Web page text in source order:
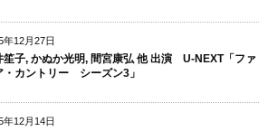
年12月27日
笙子, かぬか光明, 間宮康弘 他 出演 U-NEXT「ファ
・カントリー シーズン3」
年12月14日